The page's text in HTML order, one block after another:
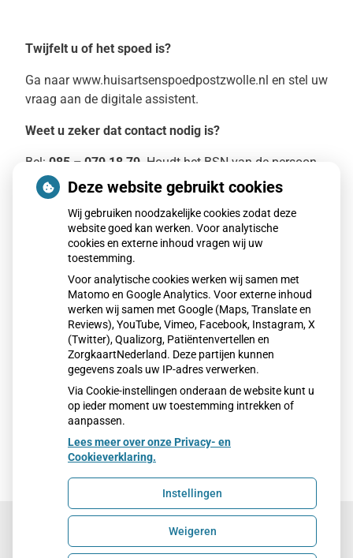
Twijfelt u of het spoed is?
Ga naar www.huisartsenspoedpostzwolle.nl en stel uw
vraag aan de digitale assistent.
Weet u zeker dat contact nodig is?
Bel: 085 – 079 18 79 . Houdt het BSN van de persoon
voor wie u belt bij de hand.
Uw Zorg Online|Beheer
Deze website gebruikt cookies
Wij gebruiken noodzakelijke cookies zodat deze
website goed kan werken. Voor analytische
cookies en externe inhoud vragen wij uw
toestemming.
Voor analytische cookies werken wij samen met
Matomo en Google Analytics. Voor externe inhoud
werken wij samen met Google (Maps, Translate en
Reviews), YouTube, Vimeo, Facebook, Instagram, X
(Twitter), Qualizorg, Patiëntenvertellen en
ZorgkaartNederland. Deze partijen kunnen
gegevens zoals uw IP-adres verwerken.
Via Cookie-instellingen onderaan de website kunt u
op ieder moment uw toestemming intrekken of
aanpassen.
Lees meer over onze Privacy- en
Cookieverklaring.
Instellingen
Weigeren